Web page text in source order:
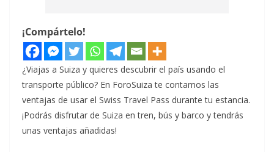
¡Compártelo!
¿Viajas a Suiza y quieres descubrir el país usando el
transporte público? En ForoSuiza te contamos las
ventajas de usar el Swiss Travel Pass durante tu estancia.
¡Podrás disfrutar de Suiza en tren, bús y barco y tendrás
unas ventajas añadidas!